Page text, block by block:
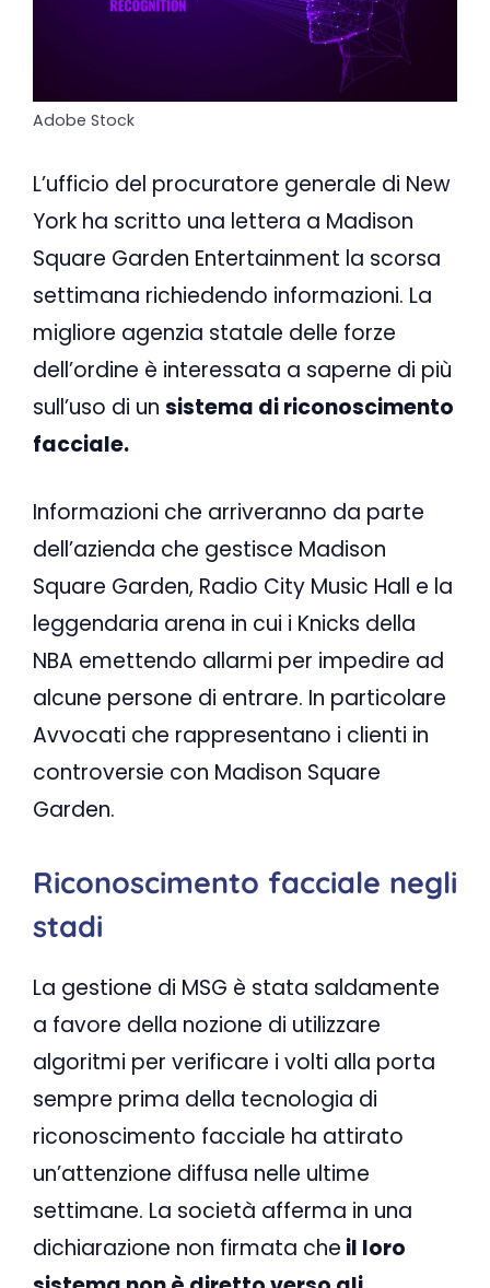
Adobe Stock
L’ufficio del procuratore generale di New
York ha scritto una lettera a Madison
Square Garden Entertainment la scorsa
settimana richiedendo informazioni. La
migliore agenzia statale delle forze
dell’ordine è interessata a saperne di più
sull’uso di un sistema di riconoscimento
facciale.
Informazioni che arriveranno da parte
dell’azienda che gestisce Madison
Square Garden, Radio City Music Hall e la
leggendaria arena in cui i Knicks della
NBA emettendo allarmi per impedire ad
alcune persone di entrare. In particolare
Avvocati che rappresentano i clienti in
controversie con Madison Square
Garden.
Riconoscimento facciale negli
stadi
La gestione di MSG è stata saldamente
a favore della nozione di utilizzare
algoritmi per verificare i volti alla porta
sempre prima della tecnologia di
riconoscimento facciale ha attirato
un’attenzione diffusa nelle ultime
settimane. La società afferma in una
dichiarazione non firmata che il loro